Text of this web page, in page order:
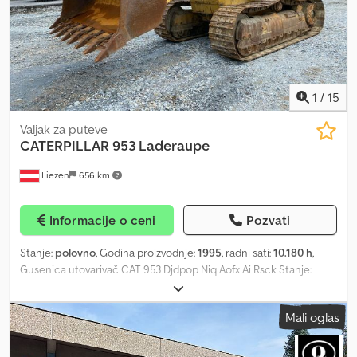
približno: • Dužina: 5.200 mm • Širina: 2.425 mm • Visina: 1.500 mm •
Unutrašnji volumen tovarnog prostora: 19 m³ • Površina tovarnog
prostora: 12,61 m² Zadržavamo pravo na promenu, greške i
štamparske greške.
1 / 15
Liezen 656 km
Valjak za puteve
CATERPILLAR 953 Laderaupe
Informacije o ceni Pozvati
Stanje: polovno, Godina proizvodnje:1995, radni sati:10.180 h,
Gusenica utovarivač CAT 953 Djdpop Niq Aofx Ai Rsck Stanje:
Mali oglas